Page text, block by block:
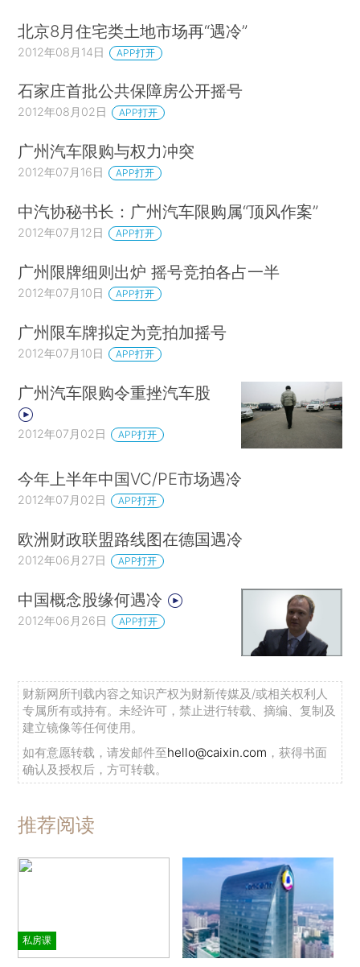
北京8月住宅类土地市场再“遇冷”
2012年08月14日 APP打开
石家庄首批公共保障房公开摇号
2012年08月02日 APP打开
广州汽车限购与权力冲突
2012年07月16日 APP打开
中汽协秘书长：广州汽车限购属“顶风作案”
2012年07月12日 APP打开
广州限牌细则出炉 摇号竞拍各占一半
2012年07月10日 APP打开
广州限车牌拟定为竞拍加摇号
2012年07月10日 APP打开
广州汽车限购令重挫汽车股
2012年07月02日 APP打开
今年上半年中国VC/PE市场遇冷
2012年07月02日 APP打开
欧洲财政联盟路线图在德国遇冷
2012年06月27日 APP打开
中国概念股缘何遇冷
2012年06月26日 APP打开
财新网所刊载内容之知识产权为财新传媒及/或相关权利人
专属所有或持有。未经许可，禁止进行转载、摘编、复制及
建立镜像等任何使用。
如有意愿转载，请发邮件至hello@caixin.com ，获得书面
确认及授权后，方可转载。
推荐阅读
私房课